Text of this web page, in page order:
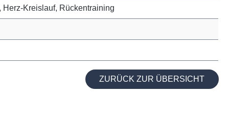
Kreislauf, Rückentraining
ZURÜCK ZUR ÜBERSICHT